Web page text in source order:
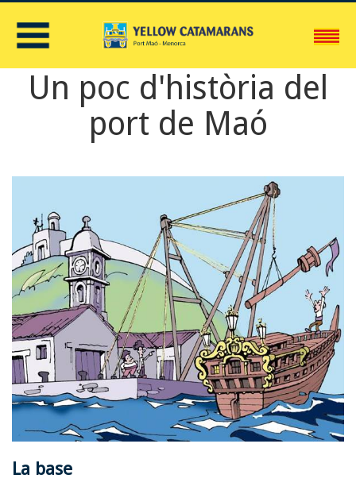
Un poc d'història del
port de Maó
La base